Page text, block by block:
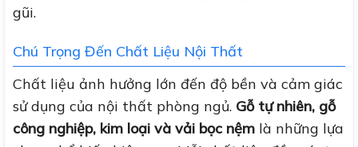
gũi.
Chú Trọng Đến Chất Liệu Nội Thất
Chất liệu ảnh hưởng lớn đến độ bền và cảm giác
sử dụng của nội thất phòng ngủ. Gỗ tự nhiên, gỗ
công nghiệp, kim loại và vải bọc nệm là những lựa